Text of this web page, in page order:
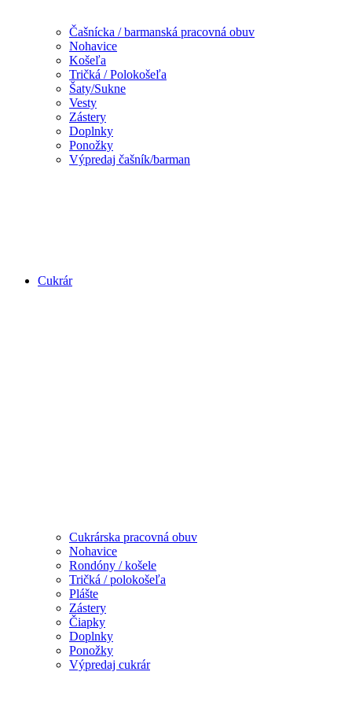
Čašnícka / barmanská pracovná obuv
Nohavice
Košeľa
Tričká / Polokošeľa
Šaty/Sukne
Vesty
Zástery
Doplnky
Ponožky
Výpredaj čašník/barman
Cukrár
Cukrárska pracovná obuv
Nohavice
Rondóny / košele
Tričká / polokošeľa
Plášte
Zástery
Čiapky
Doplnky
Ponožky
Výpredaj cukrár